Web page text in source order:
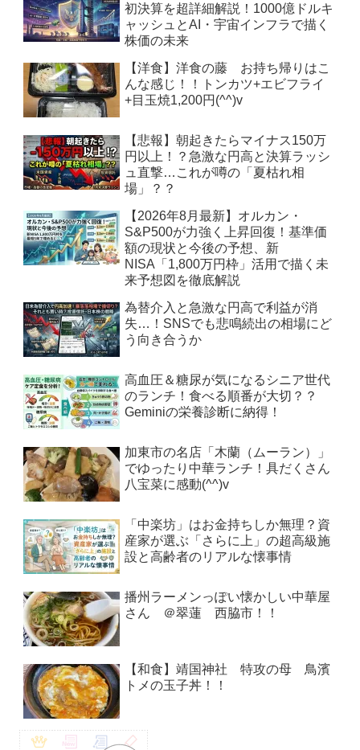
初決算を超詳細解説！1000億ドルキ
ャッシュとAI・宇宙インフラで描く
株価の未来
【洋食】洋食の藤 お持ち帰りはこ
んな感じ！！トンカツ+エビフライ
+目玉焼1,200円(^^)v
【悲報】朝起きたらマイナス150万
円以上！？急激な円高と決算ラッシ
ュ直撃…これが噂の「夏枯れ相
場」？？
【2026年8月最新】オルカン・
S&P500が力強く上昇回復！基準価
額の現状と今後の予想、新
NISA「1,800万円枠」活用で描く未
来予想図を徹底解説
為替介入と急激な円高で利益が消
失…！SNSでも悲鳴続出の相場にど
う向き合うか
高血圧＆糖尿が気になるシニア世代
のランチ！食べる順番が大切？？
Geminiの栄養診断に納得！
加東市の名店「木蘭（ムーラン）」
でゆったり中華ランチ！具だくさん
八宝菜に感動(^^)v
「中楽坊」はお金持ちしか無理？資
産家が選ぶ「さらに上」の超高級施
設と高齢者のリアルな懐事情
播州ラーメンっぽい懐かしい中華屋
さん ＠翠蓮 西脇市！！
【和食】靖国神社 特攻の母 鳥濱
トメの玉子丼！！